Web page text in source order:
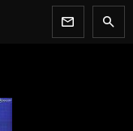
newsletter search